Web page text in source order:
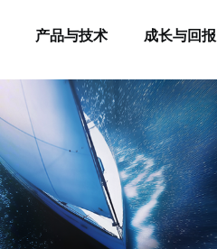
产品与技术 成长与回报